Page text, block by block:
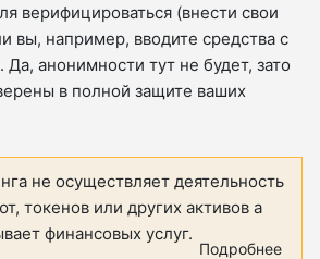
верифицироваться (внести свои
вы, например, вводите средства с
Да, анонимности тут не будет, зато
в полной защите ваших
не осуществляет деятельность
токенов или других активов а
финансовых услуг.
Подробнее